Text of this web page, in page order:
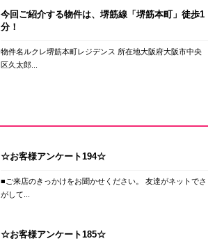
今回ご紹介する物件は、堺筋線「堺筋本町」徒歩1
分！
物件名ルクレ堺筋本町レジデンス 所在地大阪府大阪市中央
区久太郎...
☆お客様アンケート194☆
■ご来店のきっかけをお聞かせください。 友達がネットでさ
がして...
☆お客様アンケート185☆